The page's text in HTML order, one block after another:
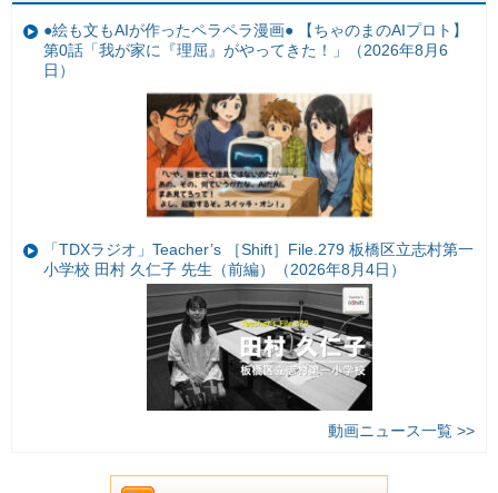
●絵も文もAIが作ったペラペラ漫画● 【ちゃのまのAIプロト】
第0話「我が家に『理屈』がやってきた！」（2026年8月6
日）
「TDXラジオ」Teacher’s ［Shift］File.279 板橋区立志村第一
小学校 田村 久仁子 先生（前編）（2026年8月4日）
動画ニュース一覧 >>